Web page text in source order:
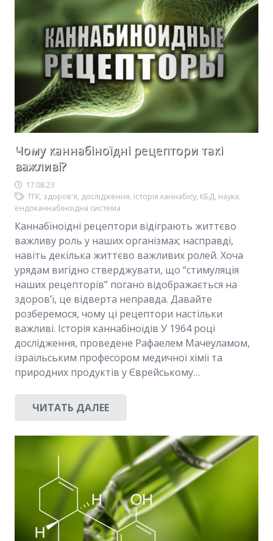
Чому каннабіноїдні рецептори такі
важливі?
17.08.23
ТГК, здоров'я, дослідження, історія каннабісу, КБД, наука,
ендоканнабіноідна система
Каннабіноїдні рецептори відіграють життєво
важливу роль у наших організмах; насправді,
навіть декілька життєво важливих ролей. Хоча
урядам вигідно стверджувати, що “стимуляція
наших рецепторів” погано відображається на
здоров’ї, це відверта неправда. Давайте
розберемося, чому ці рецептори настільки
важливі. Історія каннабіноїдів У 1964 році
дослідження, проведене Рафаелем Мачеуламом,
ізраїльським професором медичної хімії та
природних продуктів у Єврейському…
ЧИТАТЬ ДАЛЕЕ